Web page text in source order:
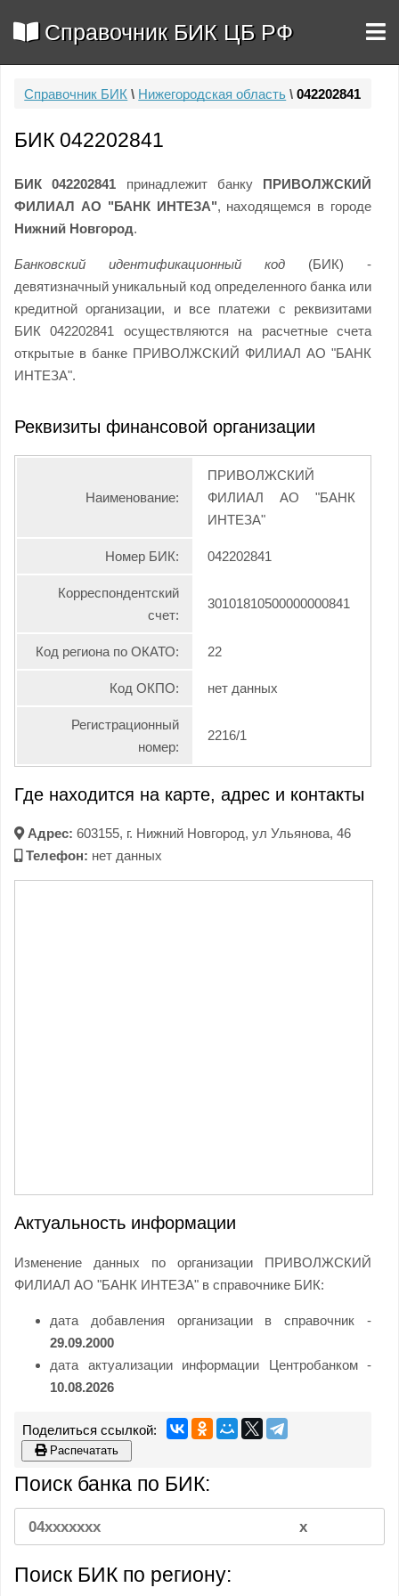
Справочник БИК ЦБ РФ
Справочник БИК \ Нижегородская область \ 042202841
БИК 042202841
БИК 042202841 принадлежит банку ПРИВОЛЖСКИЙ
ФИЛИАЛ АО "БАНК ИНТЕЗА", находящемся в городе
Нижний Новгород.
Банковский идентификационный код (БИК) -
девятизначный уникальный код определенного банка или
кредитной организации, и все платежи с реквизитами
БИК 042202841 осуществляются на расчетные счета
открытые в банке ПРИВОЛЖСКИЙ ФИЛИАЛ АО "БАНК
ИНТЕЗА".
Реквизиты финансовой организации
Наименование:
ПРИВОЛЖСКИЙ
ФИЛИАЛ АО "БАНК
ИНТЕЗА"
Номер БИК: 042202841
Корреспондентский
счет:
30101810500000000841
Код региона по ОКАТО: 22
Код ОКПО: нет данных
Регистрационный
номер:
2216/1
Где находится на карте, адрес и контакты
Адрес: 603155, г. Нижний Новгород, ул Ульянова, 46
Телефон: нет данных
Актуальность информации
Изменение данных по организации ПРИВОЛЖСКИЙ
ФИЛИАЛ АО "БАНК ИНТЕЗА" в справочнике БИК:
дата добавления организации в справочник -
29.09.2000
дата актуализации информации Центробанком -
10.08.2026
Распечатать
Поиск банка по БИК:
Поиск БИК по региону: